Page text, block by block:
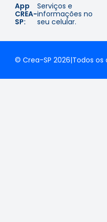
App
CREA-
SP:
Serviços e
informações no
seu celular.
© Crea-SP 2026|Todos os